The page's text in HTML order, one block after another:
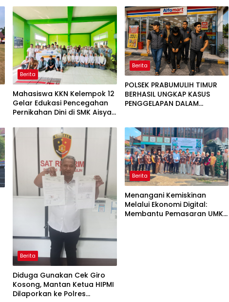
Berita
Mahasiswa KKN Kelempok 12
Gelar Edukasi Pencegahan
Pernikahan Dini di SMK Aisyah
Telang
Berita
POLSEK PRABUMULIH TIMUR
BERHASIL UNGKAP KASUS
PENGGELAPAN DALAM
Berita
Diduga Gunakan Cek Giro
Kosong, Mantan Ketua HIPMI
Dilaporkan ke Polres
Berita
Menangani Kemiskinan
Melalui Ekonomi Digital:
Membantu Pemasaran UMKN